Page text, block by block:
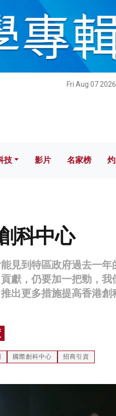
Fri Aug 07
技 影片 名家榜
技 影片 名家榜
科中心
見到特區政府過去一年
獻，仍要加一把勁，我
出更多措施提高香港創
國際創科中心
招商引資